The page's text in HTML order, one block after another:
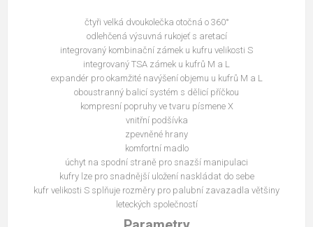
čtyři velká dvoukolečka otočná o 360°
odlehčená výsuvná rukojeť s aretací
integrovaný kombinační zámek u kufru velikosti S
integrovaný TSA zámek u kufrů M a L
expandér pro okamžité navýšení objemu u kufrů M a L
oboustranný balicí systém s dělicí příčkou
kompresní popruhy ve tvaru písmene X
vnitřní podšívka
zpevněné hrany
komfortní madlo
úchyt na spodní straně pro snazší manipulaci
kufry lze pro snadnější uložení naskládat do sebe
kufr velikosti S splňuje rozměry pro palubní zavazadla většiny
leteckých společností